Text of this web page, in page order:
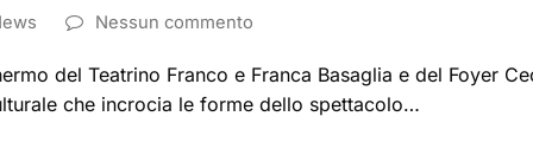
Nessun commento
del Teatrino Franco e Franca Basaglia e del Foyer
che incrocia le forme dello spettacolo…